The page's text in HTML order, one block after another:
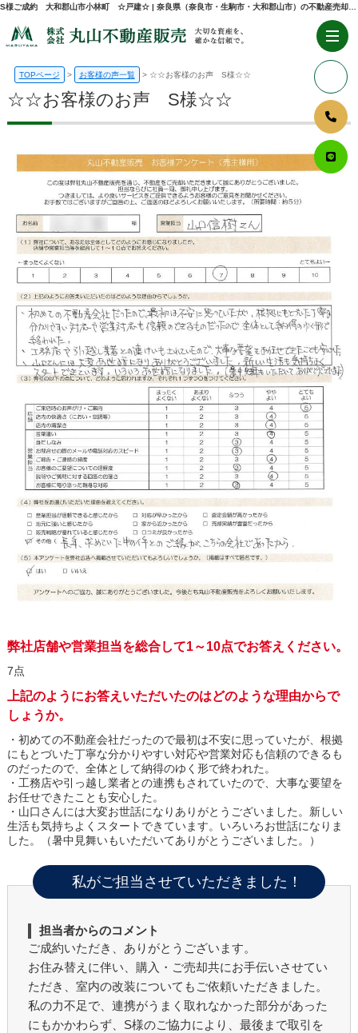
TOPページ お客様の声一覧 ☆☆お客様のお声 S様☆☆
☆☆お客様のお声 S様☆☆
弊社店舗や営業担当を総合して1～10点でお答えください。
7点
上記のようにお答えいただいたのはどのような理由からで
しょうか。
・初めての不動産会社だったので最初は不安に思っていたが、根拠
にもとづいた丁寧な分かりやすい対応や営業対応も信頼のできるも
のだったので、全体として納得のゆく形で終われた。
・工務店や引っ越し業者との連携もされていたので、大事な要望を
お任せできたことも安心した。
・山口さんには大変お世話になりありがとうございました。新しい
生活も気持ちよくスタートできています。いろいろお世話になりま
した。（暑中見舞いもいただいてありがとうございました。）
私がご担当させていただきました！
担当者からのコメント
ご成約いただき、ありがとうございます。
お住み替えに伴い、購入・ご売却共にお手伝いさせてい
ただき、室内の改装についてもご依頼いただきました。
私の力不足で、連携がうまく取れなかった部分があった
にもかかわらず、S様のご協力により、最後まで取引を